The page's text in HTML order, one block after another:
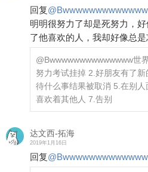
回复@
明明很努力了却是死努力，
了他喜欢的人，我却好像总
@Bwwwwwwwwwwwwww世
努力考试挂掉 2.好朋友有了
待什么事结果被取消 5.在别
喜欢着其他人 7.告别
达文西-拓海
2019年1月16日
回复@